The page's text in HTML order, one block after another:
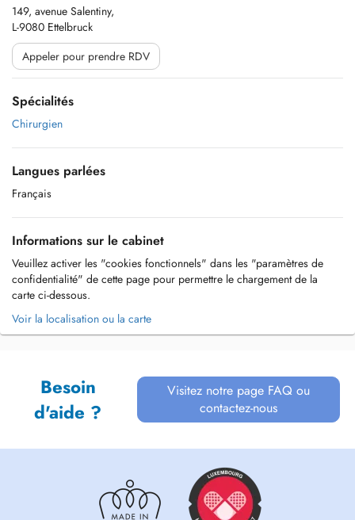
149, avenue Salentiny,
L-9080 Ettelbruck
Appeler pour prendre RDV
Spécialités
Chirurgien
Langues parlées
Français
Informations sur le cabinet
Veuillez activer les "cookies fonctionnels" dans les "paramètres de
confidentialité" de cette page pour permettre le chargement de la
carte ci-dessous.
Voir la localisation ou la carte
Besoin
d'aide ?
Visitez notre page FAQ ou
contactez-nous